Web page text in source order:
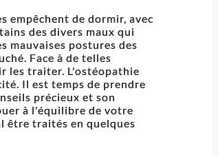
empêchent de dormir, avec
des divers maux qui
mauvaises postures des
Face à de telles
les traiter. L'ostéopathie
Il est temps de prendre
précieux et son
à l'équilibre de votre
être traités en quelques